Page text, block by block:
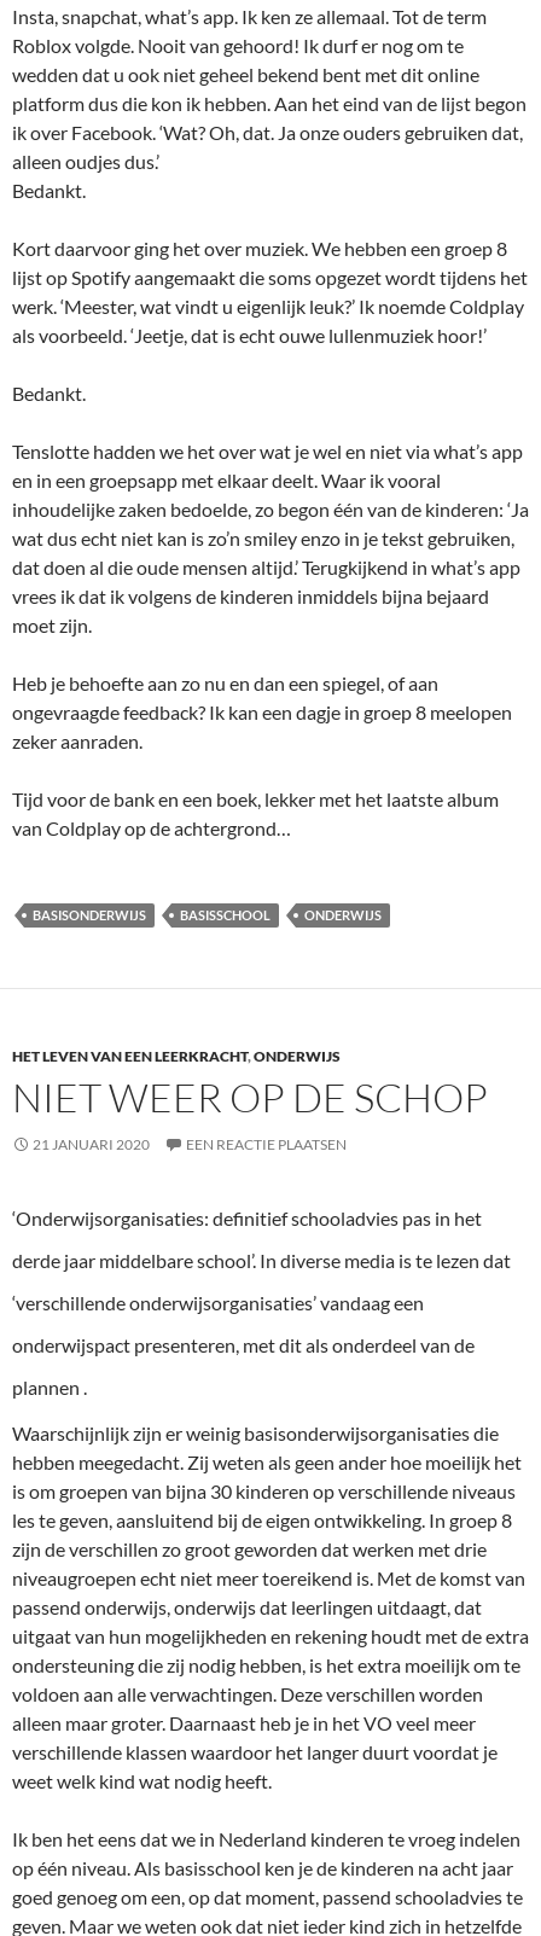
Insta, snapchat, what’s app. Ik ken ze allemaal. Tot de term
Roblox volgde. Nooit van gehoord! Ik durf er nog om te
wedden dat u ook niet geheel bekend bent met dit online
platform dus die kon ik hebben. Aan het eind van de lijst begon
ik over Facebook. ‘Wat? Oh, dat. Ja onze ouders gebruiken dat,
alleen oudjes dus.’
Bedankt.
Kort daarvoor ging het over muziek. We hebben een groep 8
lijst op Spotify aangemaakt die soms opgezet wordt tijdens het
werk. ‘Meester, wat vindt u eigenlijk leuk?’ Ik noemde Coldplay
als voorbeeld. ‘Jeetje, dat is echt ouwe lullenmuziek hoor!’
Bedankt.
Tenslotte hadden we het over wat je wel en niet via what’s app
en in een groepsapp met elkaar deelt. Waar ik vooral
inhoudelijke zaken bedoelde, zo begon één van de kinderen: ‘Ja
wat dus echt niet kan is zo’n smiley enzo in je tekst gebruiken,
dat doen al die oude mensen altijd.’ Terugkijkend in what’s app
vrees ik dat ik volgens de kinderen inmiddels bijna bejaard
moet zijn.
Heb je behoefte aan zo nu en dan een spiegel, of aan
ongevraagde feedback? Ik kan een dagje in groep 8 meelopen
zeker aanraden.
Tijd voor de bank en een boek, lekker met het laatste album
van Coldplay op de achtergrond…
BASISONDERWIJS BASISSCHOOL ONDERWIJS
HET LEVEN VAN EEN LEERKRACHT,ONDERWIJS
NIET WEER OP DE SCHOP
21 JANUARI 2020 EEN REACTIE PLAATSEN
‘Onderwijsorganisaties: definitief schooladvies pas in het
derde jaar middelbare school’. In diverse media is te lezen dat
‘verschillende onderwijsorganisaties’ vandaag een
onderwijspact presenteren, met dit als onderdeel van de
plannen .
Waarschijnlijk zijn er weinig basisonderwijsorganisaties die
hebben meegedacht. Zij weten als geen ander hoe moeilijk het
is om groepen van bijna 30 kinderen op verschillende niveaus
les te geven, aansluitend bij de eigen ontwikkeling. In groep 8
zijn de verschillen zo groot geworden dat werken met drie
niveaugroepen echt niet meer toereikend is. Met de komst van
passend onderwijs, onderwijs dat leerlingen uitdaagt, dat
uitgaat van hun mogelijkheden en rekening houdt met de extra
ondersteuning die zij nodig hebben, is het extra moeilijk om te
voldoen aan alle verwachtingen. Deze verschillen worden
alleen maar groter. Daarnaast heb je in het VO veel meer
verschillende klassen waardoor het langer duurt voordat je
weet welk kind wat nodig heeft.
Ik ben het eens dat we in Nederland kinderen te vroeg indelen
op één niveau. Als basisschool ken je de kinderen na acht jaar
goed genoeg om een, op dat moment, passend schooladvies te
geven. Maar we weten ook dat niet ieder kind zich in hetzelfde